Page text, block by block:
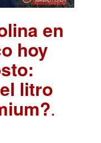
en
hoy
litro
.